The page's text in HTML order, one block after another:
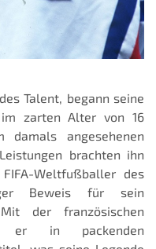
Talent, begann seine
im zarten Alter von 16
damals angesehenen
brachten ihn
Weltfußballer des
Beweis für sein
der französischen
er in packenden